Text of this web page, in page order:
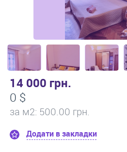
14 000 грн.
0 $
за м2: 500.00 грн.
Додати в закладки